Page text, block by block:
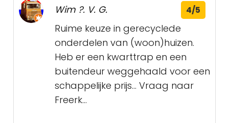
Wim ?. V. G. 4/5
Ruime keuze in gerecyclede
onderdelen van (woon)huizen.
Heb er een kwarttrap en een
buitendeur weggehaald voor een
schappelijke prijs... Vraag naar
Freerk...